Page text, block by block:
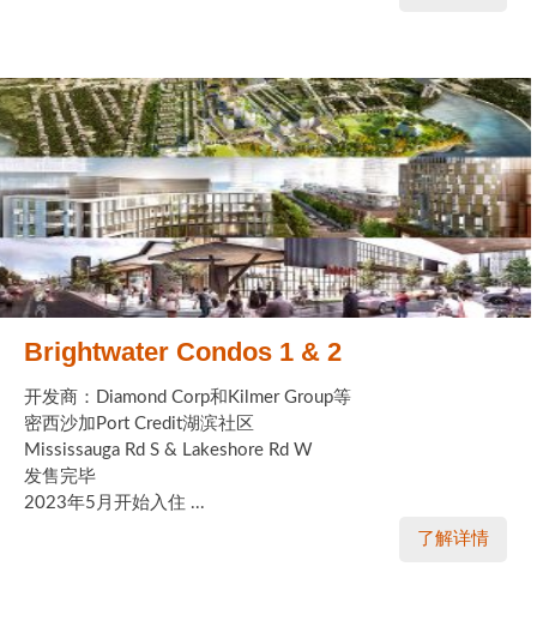
Brightwater Condos 1 & 2
开发商：Diamond Corp和Kilmer Group等
密西沙加Port Credit湖滨社区
Mississauga Rd S & Lakeshore Rd W
发售完毕
2023年5月开始入住 ...
了解详情